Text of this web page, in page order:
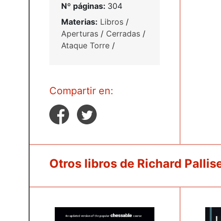
Nº páginas: 304
Materias: Libros /
Aperturas / Cerradas /
Ataque Torre /
Compartir en:
Otros libros de Richard